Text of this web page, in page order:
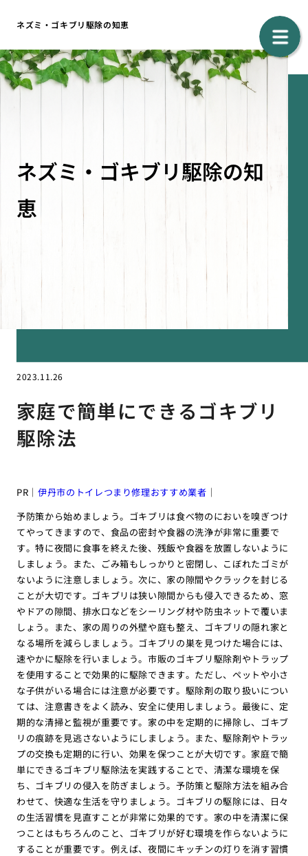
ネズミ・ゴキブリ駆除の知恵
ネズミ・ゴキブリ駆除の知
恵
2023.11.26
家庭で簡単にできるゴキブリ
駆除法
PR｜ 伊丹市のトイレつまり修理おすすめ業者 ｜
予防策から始めましょう。ゴキブリは食べ物のにおいを嗅ぎつけ
てやってきますので、食品の密封や食器の洗浄が非常に重要で
す。特に夜間に食事を終えた後、残飯や食器を放置しないように
しましょう。また、ごみ箱もしっかりと密閉し、こぼれたゴミが
ないように注意しましょう。次に、家の隙間やクラックを封じる
ことが大切です。ゴキブリは狭い隙間からも侵入できるため、窓
やドアの隙間、排水口などをシーリング材や防虫ネットで覆いま
しょう。また、家の周りの外壁や庭も整え、ゴキブリの隠れ家と
なる場所を減らしましょう。ゴキブリの巣を見つけた場合には、
速やかに駆除を行いましょう。市販のゴキブリ駆除剤やトラップ
を使用することで効果的に駆除できます。ただし、ペットや小さ
な子供がいる場合には注意が必要です。駆除剤の取り扱いについ
ては、注意書きをよく読み、安全に使用しましょう。最後に、定
期的な清掃と監視が重要です。家の中を定期的に掃除し、ゴキブ
リの痕跡を見逃さないようにしましょう。また、駆除剤やトラッ
プの交換も定期的に行い、効果を保つことが大切です。家庭で簡
単にできるゴキブリ駆除法を実践することで、清潔な環境を保
ち、ゴキブリの侵入を防ぎましょう。予防策と駆除方法を組み合
わせて、快適な生活を守りましょう。ゴキブリの駆除には、日々
の生活習慣を見直すことが非常に効果的です。家の中を清潔に保
つことはもちろんのこと、ゴキブリが好む環境を作らないように
することが重要です。例えば、夜間にキッチンの灯りを消す習慣